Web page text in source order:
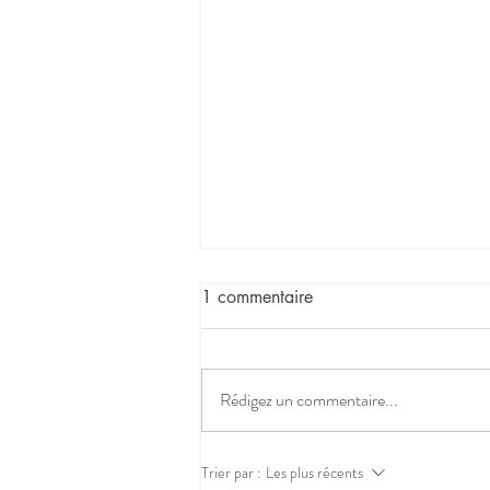
1 commentaire
Rédigez un commentaire...
Trier par : Les plus récents